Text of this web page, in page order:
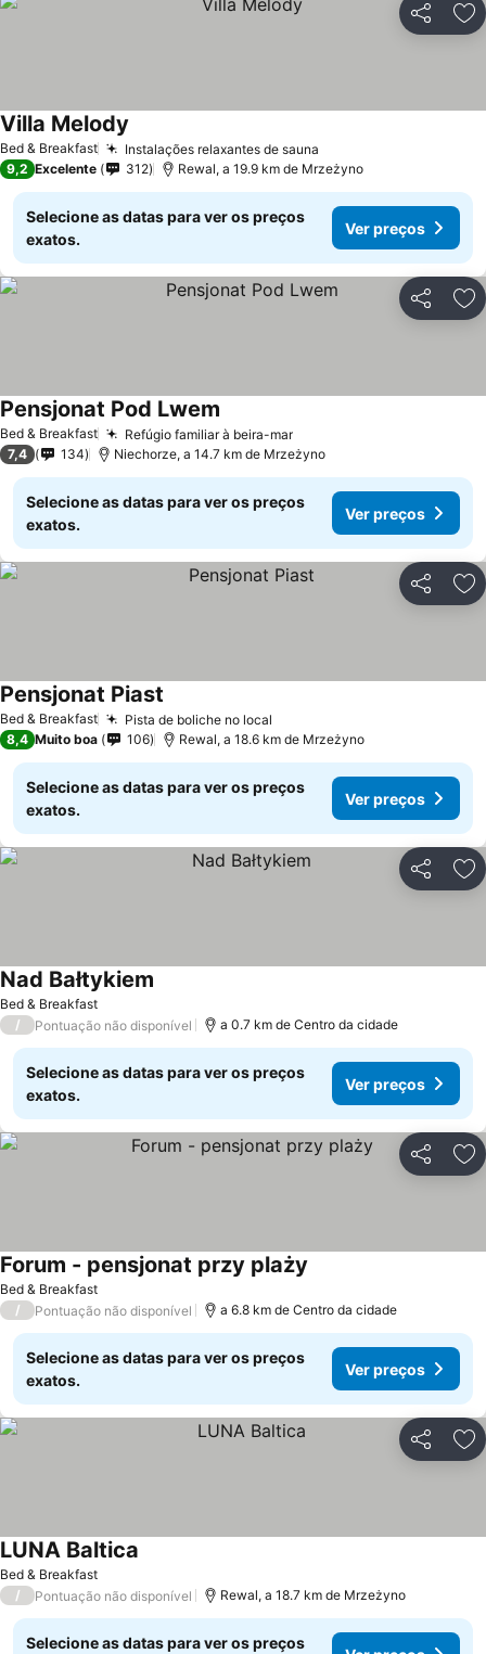
Partilhar
Bed & Breakfast Instalações relaxantes de sauna
Villa Melody
9,2 Excelente 312 Rewal, a 19.9 km de Mrzeżyno
Selecione as datas para ver os preços
exatos.
Ver preços
Partilhar
Bed & Breakfast Refúgio familiar à beira-marVer preços
Pensjonat Pod Lwem
7,4 134 Niechorze, a 14.7 km de Mrzeżyno
Selecione as datas para ver os preços
exatos.
Ver preços
Partilhar
Bed & Breakfast Pista de boliche no local
Pensjonat Piast
8,4 Muito boa 106 Rewal, a 18.6 km de Mrzeżyno
Selecione as datas para ver os preços
exatos.
Ver preços
Partilhar
Bed & Breakfast
Nad Bałtykiem
/ Pontuação não disponível a 0.7 km de Centro da cidade
Selecione as datas para ver os preços
exatos.
Ver preços
Partilhar
Bed & Breakfast
Forum - pensjonat przy plaży
/ Pontuação não disponível a 6.8 km de Centro da cidade
Selecione as datas para ver os preços
exatos.
Ver preços
Partilhar
Bed & Breakfast
LUNA Baltica
/ Pontuação não disponível Rewal, a 18.7 km de Mrzeżyno
Selecione as datas para ver os preços